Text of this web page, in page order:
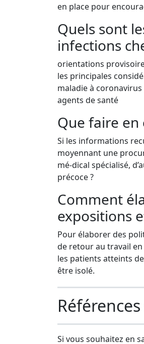
en place pour
Quels sont
infections
orientations
les principales
maladie à
agents de santé
Que faire en
Si les informations
moyennant une
mé-dical spécialisé,
précoce ?
Comment
expositions
Pour élaborer des
de retour au travail
les patients atteints
être isolé.
Si vous souhaitez en